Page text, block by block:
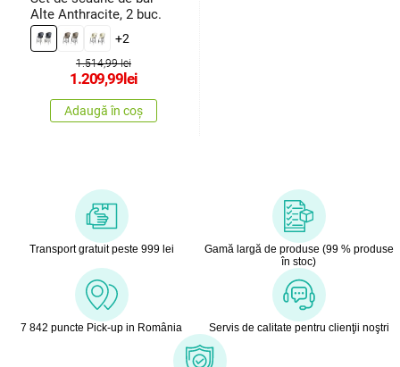
Alte Anthracite, 2 buc.
+2
1.514,99 lei
1.209,99lei
Adaugă în coș
Transport gratuit peste 999 lei
Gamă largă de produse (99 % produse
în stoc)
7 842 puncte Pick-up in România Servis de calitate pentru clienţii noştri